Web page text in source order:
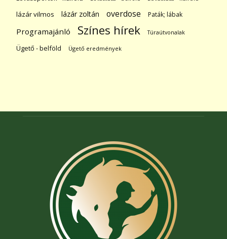
lázár vilmos lázár zoltán overdose Paták; lábak
Programajánló Színes hírek Túraútvonalak
Ügető - belföld Ügető eredmények